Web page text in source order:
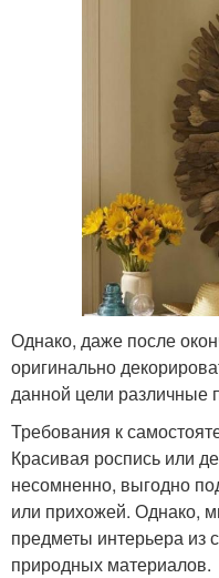
Однако, даже после
оригинально
данной цели различные
Требования к
Красивая роспись или
несомненно, выгодно
или прихожей. Однако,
предметы интерьера из
природных материалов.